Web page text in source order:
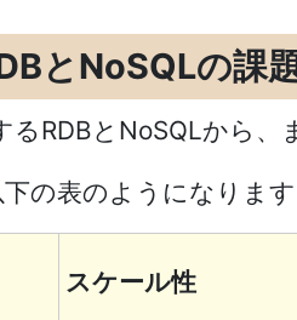
とNoSQLの課
RDBとNoSQLから、
の表のようになります
スケール性